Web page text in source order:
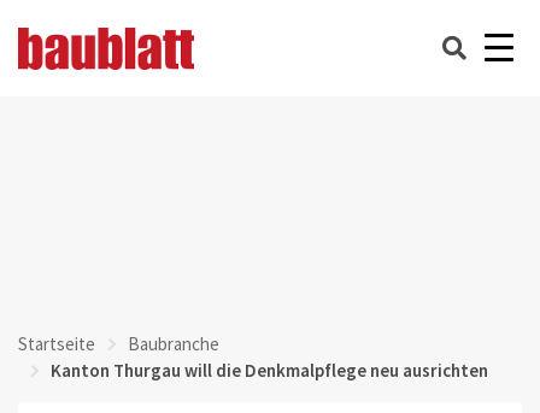
Startseite
Baubranche
Kanton Thurgau will die Denkmalpflege neu ausrichten